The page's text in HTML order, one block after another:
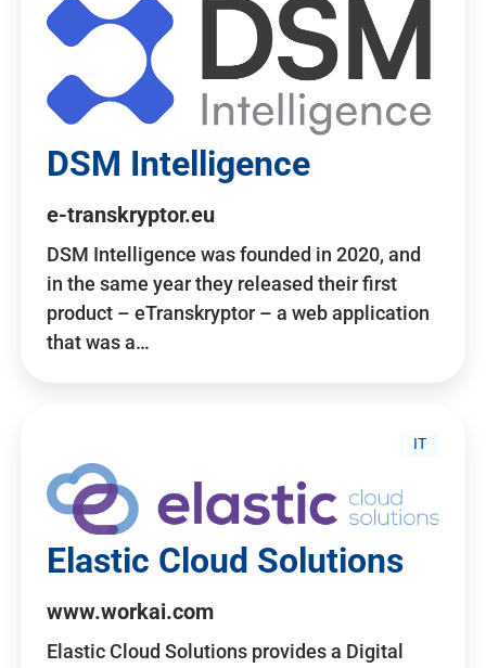
DSM Intelligence
e-transkryptor.eu
DSM Intelligence was founded in 2020, and
in the same year they released their first
product – eTranskryptor – a web application
that was a…
IT
Elastic Cloud Solutions
www.workai.com
Elastic Cloud Solutions provides a Digital